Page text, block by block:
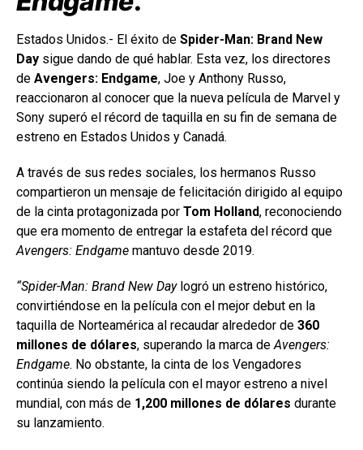
Estados Unidos.- El éxito de Spider-Man: Brand New
Day sigue dando de qué hablar. Esta vez, los directores
de Avengers: Endgame, Joe y Anthony Russo,
reaccionaron al conocer que la nueva película de Marvel y
Sony superó el récord de taquilla en su fin de semana de
estreno en Estados Unidos y Canadá.
A través de sus redes sociales, los hermanos Russo
compartieron un mensaje de felicitación dirigido al equipo
de la cinta protagonizada por Tom Holland, reconociendo
que era momento de entregar la estafeta del récord que
Avengers: Endgame mantuvo desde 2019.
“Spider-Man: Brand New Daylogró un estreno histórico,
convirtiéndose en la película con el mejor debut en la
taquilla de Norteamérica al recaudar alrededor de 360
millones de dólares, superando la marca deAvengers:
Endgame. No obstante, la cinta de los Vengadores
continúa siendo la película con el mayor estreno a nivel
mundial, con más de 1,200 millones de dólares durante
su lanzamiento.